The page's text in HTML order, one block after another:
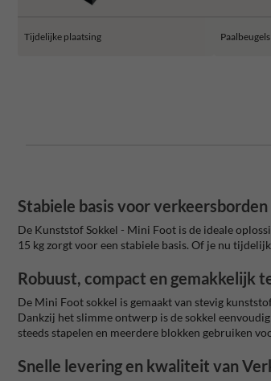
Tijdelijke plaatsing
Stabiele basis voor
De Kunststof Sokkel - Mini Foot is de ideale
15 kg zorgt voor een stabiele basis. Of je nu
Robuust, compact en gemakkelijk
De Mini Foot sokkel is gemaakt van stevig
Dankzij het slimme ontwerp is de sokkel
steeds stapelen en meerdere blokken gebruiken
Snelle levering en kwaliteit van